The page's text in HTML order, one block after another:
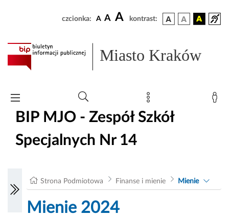
czcionka: A A A kontrast:
Miasto Kraków
BIP MJO - Zespół Szkół
Specjalnych Nr 14
Strona Podmiotowa Finanse i mienie Mienie
Mienie 2024